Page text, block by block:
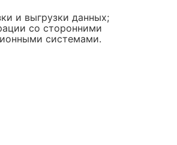
и выгрузки данных;
со сторонними
системами.